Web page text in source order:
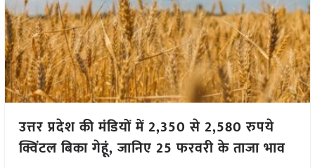
उत्तर प्रदेश की मंडियों में 2,350 से 2,580 रुपये
क्विंटल बिका गेहूं, जानिए 25 फरवरी के ताजा भाव